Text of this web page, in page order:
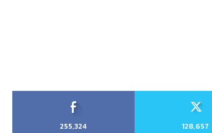
255,324
128,657